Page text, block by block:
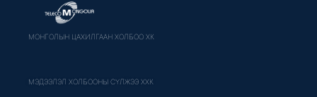
МОНГОЛЫН ЦАХИЛГААН ХОЛБОО ХК
МЭДЭЭЛЭЛ ХОЛБООНЫ СҮЛЖЭЭ ХХК